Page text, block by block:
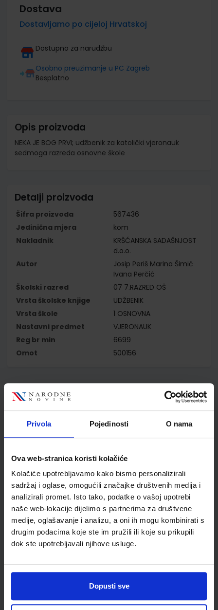
Privola Pojedinosti O nama
Ova web-stranica koristi kolačiće
Kolačiće upotrebljavamo kako bismo personalizirali
sadržaj i oglase, omogućili značajke društvenih medija i
analizirali promet. Isto tako, podatke o vašoj upotrebi
naše web-lokacije dijelimo s partnerima za društvene
medije, oglašavanje i analizu, a oni ih mogu kombinirati s
drugim podacima koje ste im pružili ili koje su prikupili
dok ste upotrebljavali njihove usluge.
Dopusti sve
Dostava
Dostavljamo po cijeloj Hrvatskoj
Dostupno za narudžbu
Osobno preuzimanje u PC Zagreb
Besplatno
Opis proizvoda
NEKA JE BOG PRVI; udžbenik za katolički vjeronauk
sedmoga razreda osnovne škole
Detalji proizvoda
Šifra proizvoda
567436
Jedinična mjera
kom
Nakladnik
KRŠĆANSKA SADAŠNJOST
d.o.o.
Autor
Josip Periš Marina Šimić
Ivana Perčić
Školski razred
07 7.RAZRED OŠ
Vrsta školske knjige
UDŽBENIK
Vrsta škole
1 OSNOVNA
Nastavni predmet
VJERONAUK
Reg br min
6699
Omot
500156
Kupci najčešće biraju..
Omot PVC za školske
udžbenike; dimenzije
401x267; tip 156
0,85 €